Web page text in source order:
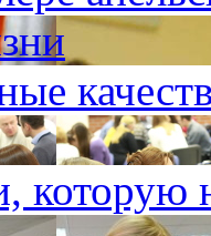
которую